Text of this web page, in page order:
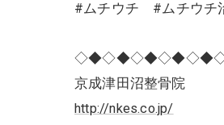
#ムチウチ #ムチウ
京成津田沼整骨院
http://nkes.co.jp/